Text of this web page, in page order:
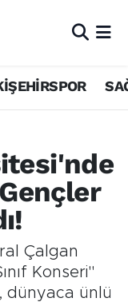
Çalgan
Konseri"
dünyaca ünlü